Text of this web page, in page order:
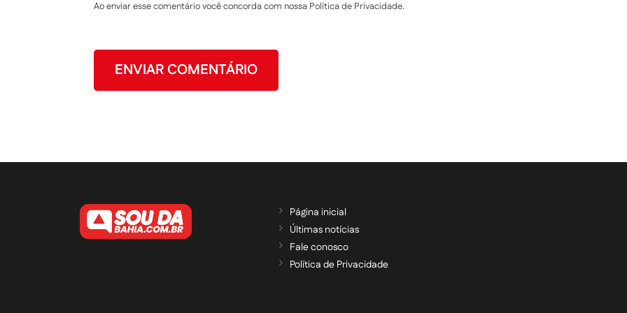
Ao enviar esse comentário você concorda com nossa Política de Privacidade.
Página inicial
Últimas notícias
Fale conosco
Política de Privacidade